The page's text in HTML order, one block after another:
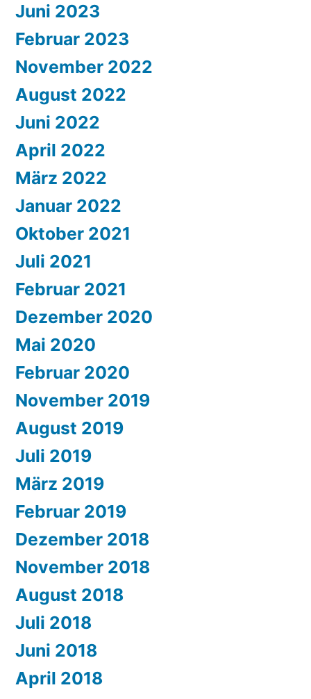
Juni 2023
Februar 2023
November 2022
August 2022
Juni 2022
April 2022
März 2022
Januar 2022
Oktober 2021
Juli 2021
Februar 2021
Dezember 2020
Mai 2020
Februar 2020
November 2019
August 2019
Juli 2019
März 2019
Februar 2019
Dezember 2018
November 2018
August 2018
Juli 2018
Juni 2018
April 2018